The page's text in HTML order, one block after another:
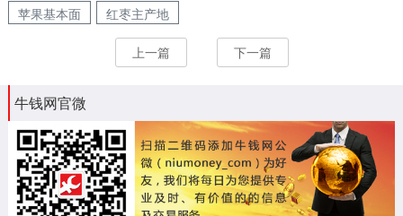
苹果基本面
红枣主产地
上一篇 下一篇
牛钱网官微